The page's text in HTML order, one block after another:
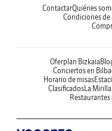
ContactarQuiénes
Condiciones de
Oferplan Bizkaia
Conciertos en
Horario de misas
ClasificadosLa Mirilla
Restaurantes